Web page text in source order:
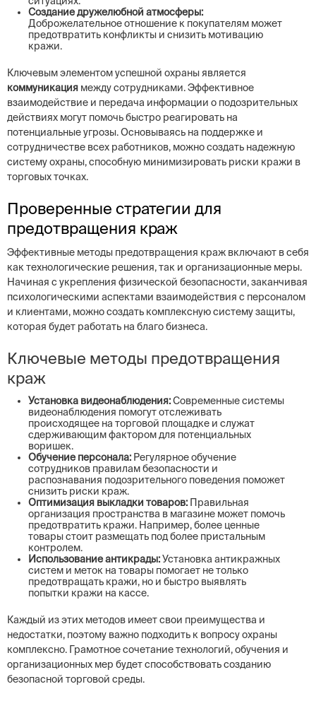
Создание дружелюбной атмосферы:
Доброжелательное отношение к покупателям может
предотвратить конфликты и снизить мотивацию
кражи.
Ключевым элементом успешной охраны является
коммуникация между сотрудниками. Эффективное
взаимодействие и передача информации о подозрительных
действиях могут помочь быстро реагировать на
потенциальные угрозы. Основываясь на поддержке и
сотрудничестве всех работников, можно создать надежную
систему охраны, способную минимизировать риски кражи в
торговых точках.
Проверенные стратегии для
предотвращения краж
Эффективные методы предотвращения краж включают в себя
как технологические решения, так и организационные меры.
Начиная с укрепления физической безопасности, заканчивая
психологическими аспектами взаимодействия с персоналом
и клиентами, можно создать комплексную систему защиты,
которая будет работать на благо бизнеса.
Ключевые методы предотвращения
краж
Установка видеонаблюдения:Современные системы
видеонаблюдения помогут отслеживать
происходящее на торговой площадке и служат
сдерживающим фактором для потенциальных
воришек.
Обучение персонала: Регулярное обучение
сотрудников правилам безопасности и
распознавания подозрительного поведения поможет
снизить риски краж.
Оптимизация выкладки товаров: Правильная
организация пространства в магазине может помочь
предотвратить кражи. Например, более ценные
товары стоит размещать под более пристальным
контролем.
Использование антикрады:Установка антикражных
систем и меток на товары помогает не только
предотвращать кражи, но и быстро выявлять
попытки кражи на кассе.
Каждый из этих методов имеет свои преимущества и
недостатки, поэтому важно подходить к вопросу охраны
комплексно. Грамотное сочетание технологий, обучения и
организационных мер будет способствовать созданию
безопасной торговой среды.